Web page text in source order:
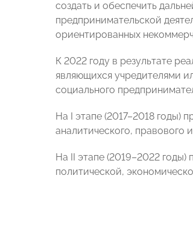
создать и обеспечить
предпринимательской
ориентированных
К 2022 году в результате
являющихся учредителями
социального
На I этапе (2017–2018 годы)
аналитического, правового
На II этапе (2019–2022
политической,